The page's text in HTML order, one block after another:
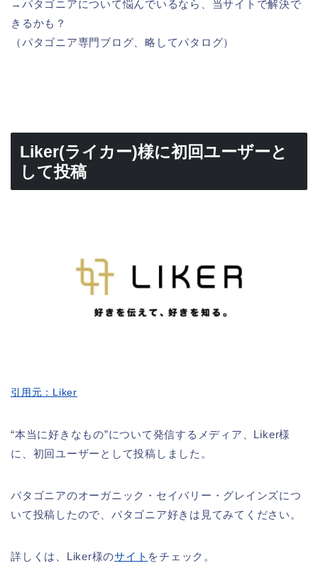
→パタゴニアについて悩んでいるなら、当サイトで解決で
きるかも？
（パタゴニア専門ブログ、略してパタログ）
Liker(ライカー)様に初回ユーザーと
して投稿
引用元：Liker
“本当に好きなもの”について発信するメディア、Liker様
に、初回ユーザーとして投稿しました。
パタゴニアのオーガニック・セイバリー・グレインズにつ
いて投稿したので、パタゴニア好きは見てみてください。
詳しくは、Liker様のサイト をチェック。